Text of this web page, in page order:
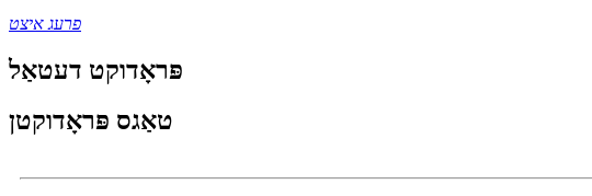
פרעג איצט
פּראָדוקט דעטאַל
טאַגס פּראָדוקטן